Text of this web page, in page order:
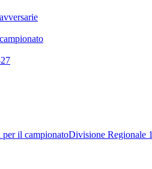
il campionatoDivisione Regionale 1